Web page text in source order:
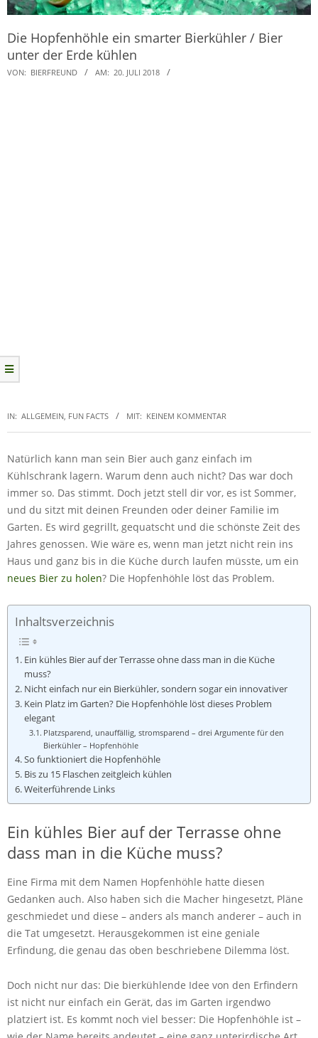
Die Hopfenhöhle ein smarter Bierkühler / Bier
unter der Erde kühlen
VON: BIERFREUND AM: 20. JULI 2018
IN: ALLGEMEIN, FUN FACTS MIT: KEINEM KOMMENTAR
Natürlich kann man sein Bier auch ganz einfach im
Kühlschrank lagern. Warum denn auch nicht? Das war doch
immer so. Das stimmt. Doch jetzt stell dir vor, es ist Sommer,
und du sitzt mit deinen Freunden oder deiner Familie im
Garten. Es wird gegrillt, gequatscht und die schönste Zeit des
Jahres genossen. Wie wäre es, wenn man jetzt nicht rein ins
Haus und ganz bis in die Küche durch laufen müsste, um ein
neues Bier zu holen? Die Hopfenhöhle löst das Problem.
Inhaltsverzeichnis
Ein kühles Bier auf der Terrasse ohne dass man in die Küche
muss?
Nicht einfach nur ein Bierkühler, sondern sogar ein innovativer
Kein Platz im Garten? Die Hopfenhöhle löst dieses Problem
elegant
Platzsparend, unauffällig, stromsparend – drei Argumente für den
Bierkühler – Hopfenhöhle
So funktioniert die Hopfenhöhle
Bis zu 15 Flaschen zeitgleich kühlen
Weiterführende Links
Ein kühles Bier auf der Terrasse ohne
dass man in die Küche muss?
Eine Firma mit dem Namen Hopfenhöhle hatte diesen
Gedanken auch. Also haben sich die Macher hingesetzt, Pläne
geschmiedet und diese – anders als manch anderer – auch in
die Tat umgesetzt. Herausgekommen ist eine geniale
Erfindung, die genau das oben beschriebene Dilemma löst.
Doch nicht nur das: Die bierkühlende Idee von den Erfindern
ist nicht nur einfach ein Gerät, das im Garten irgendwo
platziert ist. Es kommt noch viel besser: Die Hopfenhöhle ist –